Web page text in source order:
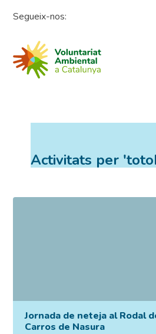
Segueix-nos:
Activitats per
Jornada de neteja al Rodal
Carros de Nasura